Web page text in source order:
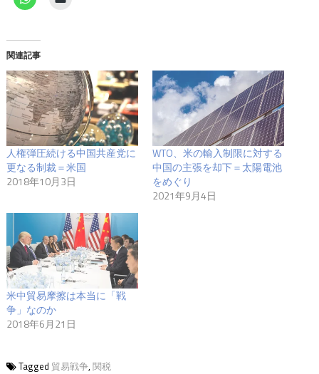
関連記事
人権弾圧続ける中国共産党に
更なる制裁＝米国
2018年10月3日
WTO、米の輸入制限に対する
中国の主張を却下＝太陽電池
をめぐり
2021年9月4日
米中貿易摩擦は本当に「戦
争」なのか
2018年6月21日
Tagged 貿易戦争, 関税